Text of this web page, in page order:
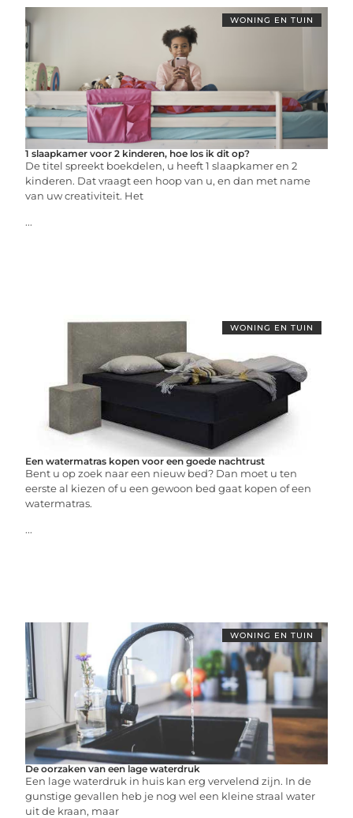
WONING EN TUIN
1 slaapkamer voor 2 kinderen, hoe los ik dit op?
De titel spreekt boekdelen, u heeft 1 slaapkamer en 2
kinderen. Dat vraagt een hoop van u, en dan met name
van uw creativiteit. Het
...
WONING EN TUIN
Een watermatras kopen voor een goede nachtrust
Bent u op zoek naar een nieuw bed? Dan moet u ten
eerste al kiezen of u een gewoon bed gaat kopen of een
watermatras.
...
WONING EN TUIN
De oorzaken van een lage waterdruk
Een lage waterdruk in huis kan erg vervelend zijn. In de
gunstige gevallen heb je nog wel een kleine straal water
uit de kraan, maar